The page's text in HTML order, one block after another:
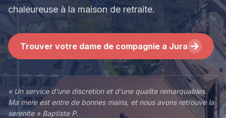
chaleureuse à la maison de retraite.
Trouver votre dame de compagnie a Jura
« Un service d'une discretion et d'une qualite remarquables.
Ma mere est entre de bonnes mains, et nous avons retrouve la
serenite » Baptiste P.